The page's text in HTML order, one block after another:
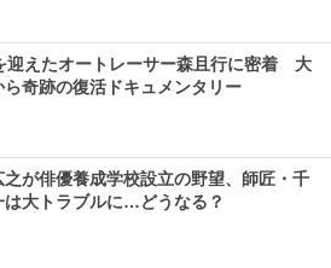
迎えたオートレーサー森且行に密着 大
ら奇跡の復活ドキュメンタリー
之が俳優養成学校設立の野望、師匠・千
は大トラブルに…どうなる？